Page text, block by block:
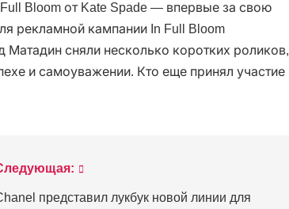
Bloom от Kate Spade — впервые за свою
рекламной кампании In Full Bloom
сняли несколько коротких роликов,
и самоуважении. Кто еще принял участие
представил лукбук новой линии для